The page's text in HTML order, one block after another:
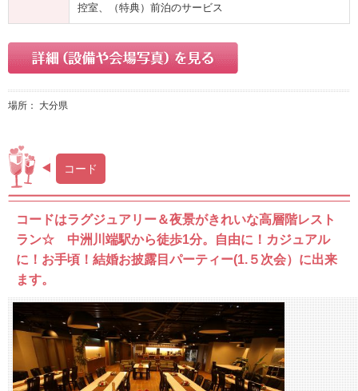
控室、（特典）前泊のサービス
場所： 大分県
コード
コードはラグジュアリー＆夜景がきれいな高層階レスト
ラン☆ 中洲川端駅から徒歩1分。自由に！カジュアル
に！お手頃！結婚お披露目パーティー(1.５次会）に出来
ます。